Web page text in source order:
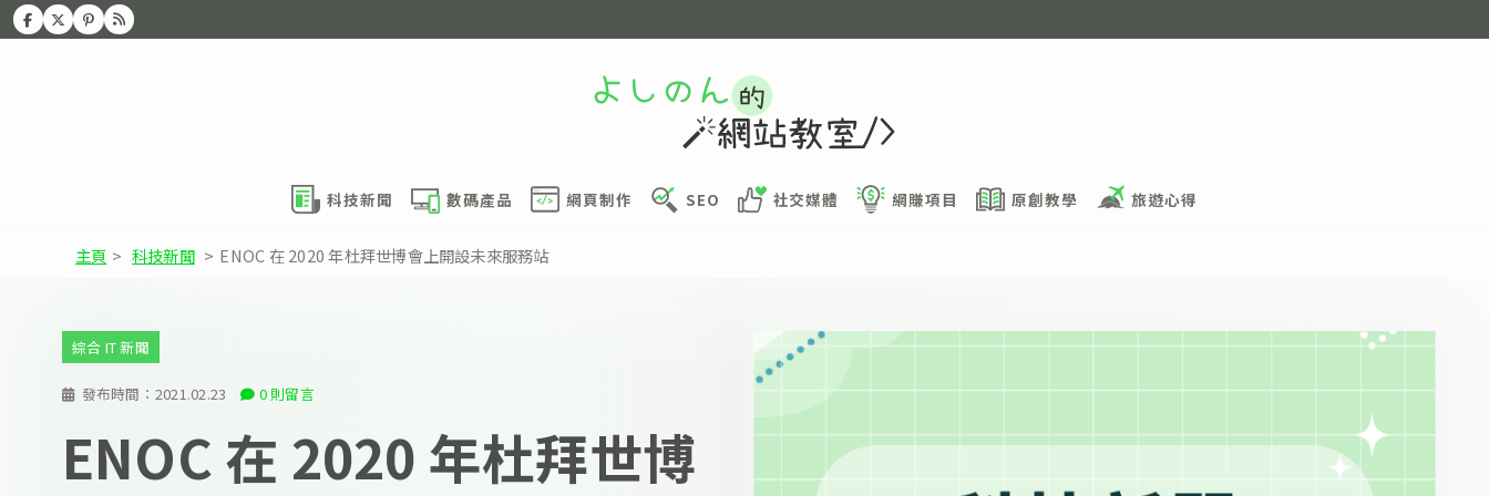
科技新聞 數碼產品 網頁制作 SEO 社交媒體 網賺項目 原創教學 旅遊心得
主頁 > 科技新聞 > ENOC 在 2020 年杜拜世博會上開設未來服務站
發布時間： 2021.02.23 0 則留言
綜合 IT 新聞
ENOC 在 2020 年杜拜世博